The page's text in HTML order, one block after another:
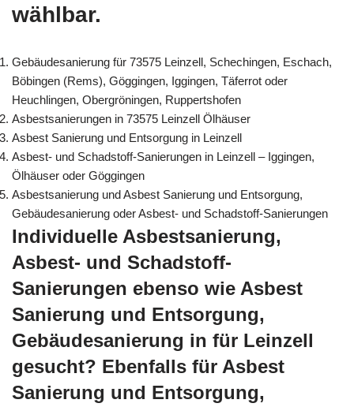
wählbar.
Gebäudesanierung für 73575 Leinzell, Schechingen, Eschach,
Böbingen (Rems), Göggingen, Iggingen, Täferrot oder
Heuchlingen, Obergröningen, Ruppertshofen
Asbestsanierungen in 73575 Leinzell Ölhäuser
Asbest Sanierung und Entsorgung in Leinzell
Asbest- und Schadstoff-Sanierungen in Leinzell – Iggingen,
Ölhäuser oder Göggingen
Asbestsanierung und Asbest Sanierung und Entsorgung,
Gebäudesanierung oder Asbest- und Schadstoff-Sanierungen
Individuelle Asbestsanierung,
Asbest- und Schadstoff-
Sanierungen ebenso wie Asbest
Sanierung und Entsorgung,
Gebäudesanierung in für Leinzell
gesucht? Ebenfalls für Asbest
Sanierung und Entsorgung,